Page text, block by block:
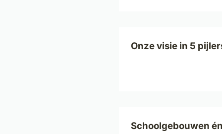
Onze visie in 5
Schoolgebouwen